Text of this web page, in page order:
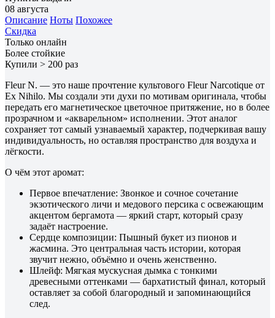
08 августа
Описание Ноты Похожее
Скидка
Только онлайн
Более стойкие
Купили > 200 раз
Fleur N. — это наше прочтение культового Fleur Narcotique от
Ex Nihilo. Мы создали эти духи по мотивам оригинала, чтобы
передать его магнетическое цветочное притяжение, но в более
прозрачном и «акварельном» исполнении. Этот аналог
сохраняет тот самый узнаваемый характер, подчеркивая вашу
индивидуальность, но оставляя пространство для воздуха и
лёгкости.
О чём этот аромат:
Первое впечатление: Звонкое и сочное сочетание
экзотического личи и медового персика с освежающим
акцентом бергамота — яркий старт, который сразу
задаёт настроение.
Сердце композиции: Пышный букет из пионов и
жасмина. Это центральная часть истории, которая
звучит нежно, объёмно и очень женственно.
Шлейф: Мягкая мускусная дымка с тонкими
древесными оттенками — бархатистый финал, который
оставляет за собой благородный и запоминающийся
след.